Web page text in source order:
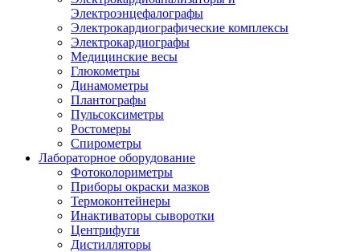
Электроэнцефалографы
Электрокардиографические комплексы
Электрокардиографы
Медицинские весы
Глюкометры
Динамометры
Плантографы
Пульсоксиметры
Ростомеры
Спирометры
Лабораторное оборудование
Фотоколориметры
Приборы окраски мазков
Термоконтейнеры
Инактиваторы сыворотки
Центрифуги
Дистилляторы